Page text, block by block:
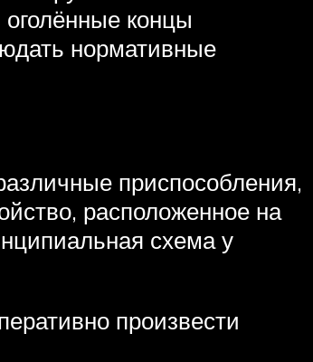
концы
нормативные
приспособления,
расположенное на
схема у
произвести